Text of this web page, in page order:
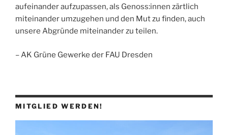
aufeinander aufzupassen, als Genoss:innen zärtlich
miteinander umzugehen und den Mut zu finden, auch
unsere Abgründe miteinander zu teilen.
– AK Grüne Gewerke der FAU Dresden
MITGLIED WERDEN!